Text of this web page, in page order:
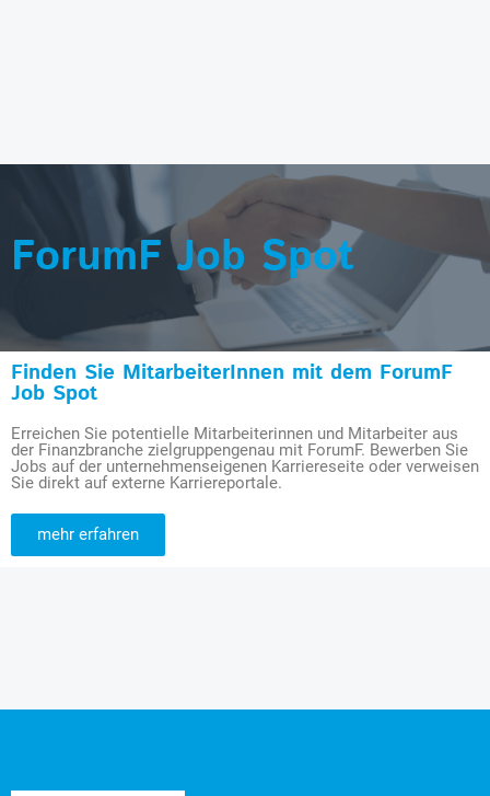
ForumF Job Spot
Finden Sie MitarbeiterInnen mit dem ForumF
Job Spot
Erreichen Sie potentielle Mitarbeiterinnen und Mitarbeiter aus
der Finanzbranche zielgruppengenau mit ForumF. Bewerben Sie
Jobs auf der unternehmenseigenen Karriereseite oder verweisen
Sie direkt auf externe Karriereportale.
mehr erfahren